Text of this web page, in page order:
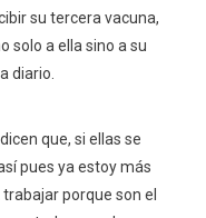
su tercera vacuna,
solo a ella sino a su
diario.
que, si ellas se
pues ya estoy más
porque son el